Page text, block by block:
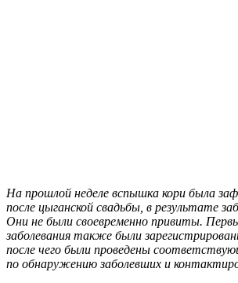
На прошлой неделе вспышка кори была
после цыганской свадьбы, в результате
Они не были своевременно привиты.
заболевания также были
после чего были проведены
по обнаружению заболевших и